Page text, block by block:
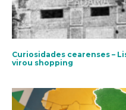
Curiosidades cearenses –
virou shopping